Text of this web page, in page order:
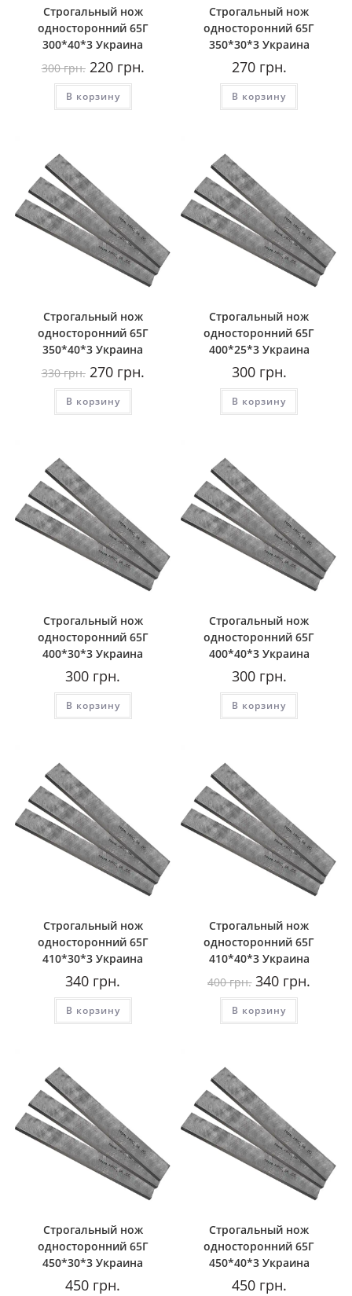
Строгальный нож
односторонний 65Г
300*40*3 Украина
300грн. Первоначальная
цена
составляла
300
грн..
220грн.цена:
В корзину
Строгальный нож
односторонний 65Г
350*30*3 Украина
270грн.
В корзину
Строгальный нож
односторонний 65Г
350*40*3 Украина
330грн. Первоначальная
цена
составляла
330
грн..
270грн.цена:
В корзину
Строгальный нож
односторонний 65Г
400*25*3 Украина
300грн.
В корзину
Строгальный нож
односторонний 65Г
400*30*3 Украина
300 грн.
В корзину
Строгальный нож
односторонний 65Г
400*40*3 Украина
300грн.
В корзину
Строгальный нож
односторонний 65Г
410*30*3 Украина
340 грн.
В корзину
Строгальный нож
односторонний 65Г
410*40*3 Украина
400грн. Первоначальная
цена
составляла
400
грн..
340 грн.
В корзину
Строгальный нож
односторонний 65Г
450*30*3 Украина
450 грн.
Строгальный нож
односторонний 65Г
450*40*3 Украина
450грн.